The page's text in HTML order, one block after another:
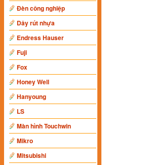
Đèn công nghiệp
Dây rút nhựa
Endress Hauser
Fuji
Fox
Honey Well
Hanyoung
LS
Màn hình Touchwin
Mikro
Mitsubishi